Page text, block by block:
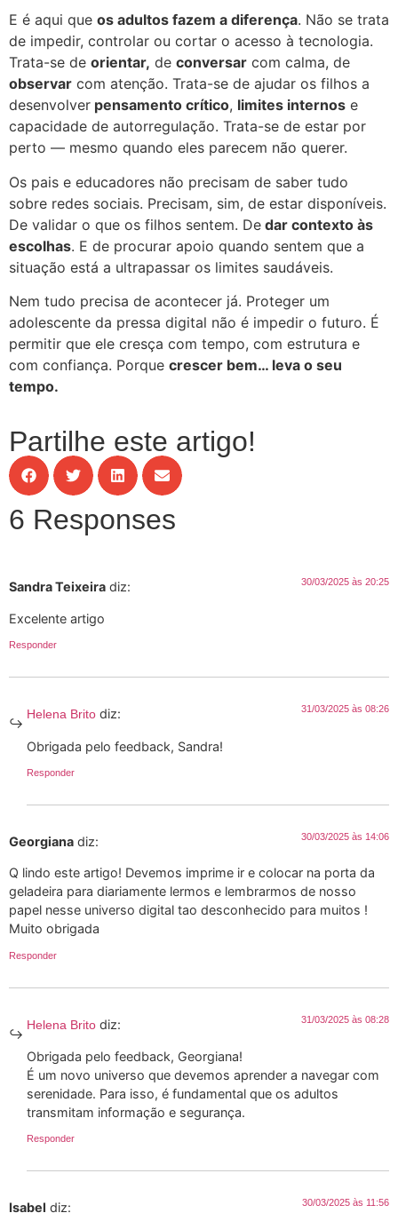
E é aqui que os adultos fazem a diferença. Não se trata
de impedir, controlar ou cortar o acesso à tecnologia.
Trata-se de orientar, de conversar com calma, de
observar com atenção. Trata-se de ajudar os filhos a
desenvolver pensamento crítico, limites internos e
capacidade de autorregulação. Trata-se de estar por
perto — mesmo quando eles parecem não querer.
Os pais e educadores não precisam de saber tudo
sobre redes sociais. Precisam, sim, de estar disponíveis.
De validar o que os filhos sentem. De dar contexto às
escolhas. E de procurar apoio quando sentem que a
situação está a ultrapassar os limites saudáveis.
Nem tudo precisa de acontecer já. Proteger um
adolescente da pressa digital não é impedir o futuro. É
permitir que ele cresça com tempo, com estrutura e
com confiança. Porque crescer bem… leva o seu
tempo.
Partilhe este artigo!
6 Responses
Sandra Teixeira diz: 30/03/2025 às 20:25
Excelente artigo
Responder
Helena Brito diz: 31/03/2025 às 08:26
Obrigada pelo feedback, Sandra!
Responder
Georgiana diz: 30/03/2025 às 14:06
Q lindo este artigo! Devemos imprime ir e colocar na porta da
geladeira para diariamente lermos e lembrarmos de nosso
papel nesse universo digital tao desconhecido para muitos !
Muito obrigada
Responder
Helena Brito diz: 31/03/2025 às 08:28
Obrigada pelo feedback, Georgiana!
É um novo universo que devemos aprender a navegar com
serenidade. Para isso, é fundamental que os adultos
transmitam informação e segurança.
Responder
Isabel diz: 30/03/2025 às 11:56